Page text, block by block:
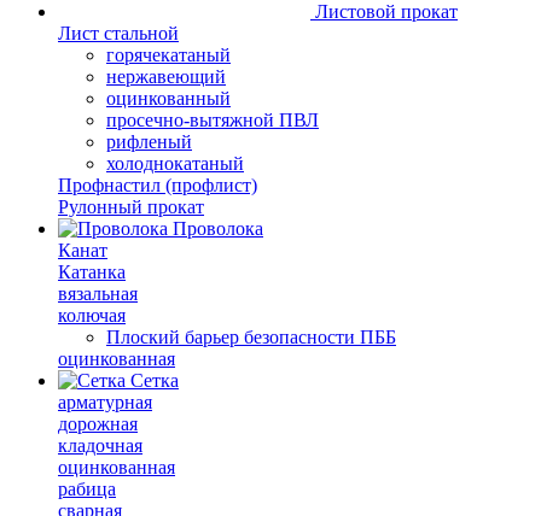
Листовой прокат
Лист стальной
горячекатаный
нержавеющий
оцинкованный
просечно-вытяжной ПВЛ
рифленый
холоднокатаный
Профнастил (профлист)
Рулонный прокат
Проволока
Канат
Катанка
вязальная
колючая
Плоский барьер безопасности ПББ
оцинкованная
Сетка
арматурная
дорожная
кладочная
оцинкованная
рабица
сварная